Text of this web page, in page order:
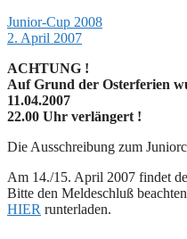
Junior-Cup 2008
2. April 2007
ACHTUNG !
Auf Grund der Osterferien
11.04.2007
22.00 Uhr verlängert !
Die Ausschreibung zum
Am 14./15. April 2007 findet
Bitte den Meldeschluß
HIER runterladen.